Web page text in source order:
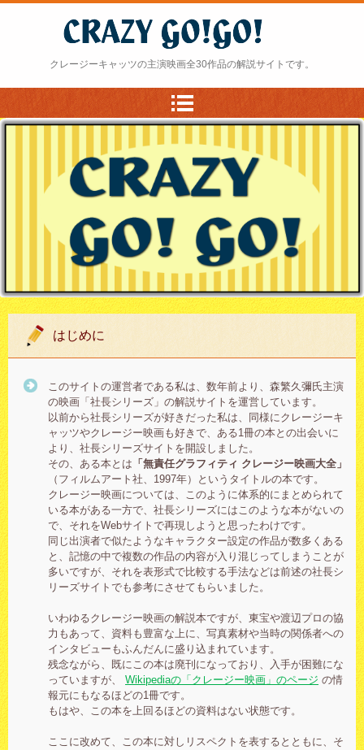
クレージー・ゴーゴー
クレージーキャッツの主演映画全30作品の解説サイトです。
はじめに
このサイトの運営者である私は、数年前より、森繁久彌氏主演
の映画「社長シリーズ」の解説サイトを運営しています。
以前から社長シリーズが好きだった私は、同様にクレージーキ
ャッツやクレージー映画も好きで、ある1冊の本との出会いに
より、社長シリーズサイトを開設しました。
その、ある本とは 「無責任グラフィティ クレージー映画大全」
（フィルムアート社、1997年）というタイトルの本です。
クレージー映画については、このように体系的にまとめられて
いる本がある一方で、社長シリーズにはこのような本がないの
で、それをWebサイトで再現しようと思ったわけです。
同じ出演者で似たようなキャラクター設定の作品が数多くある
と、記憶の中で複数の作品の内容が入り混じってしまうことが
多いですが、それを表形式で比較する手法などは前述の社長シ
リーズサイトでも参考にさせてもらいました。
いわゆるクレージー映画の解説本ですが、東宝や渡辺プロの協
力もあって、資料も豊富な上に、写真素材や当時の関係者への
インタビューもふんだんに盛り込まれています。
残念ながら、既にこの本は廃刊になっており、入手が困難にな
っていますが、 Wikipediaの「クレージー映画」のページ の情
報元にもなるほどの1冊です。
もはや、この本を上回るほどの資料はない状態です。
ここに改めて、この本に対しリスペクトを表するとともに、そ